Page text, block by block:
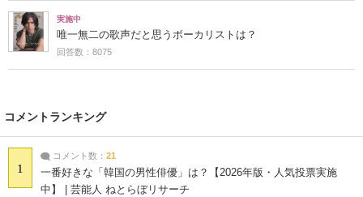
実施中
唯一無二の歌声だと思うボーカリストは？
回答数：8075
コメントランキング
1
コメント数： 21
一番好きな「韓国の男性俳優」は？【2026年版・人気投票実施
中】 | 芸能人 ねとらぼリサーチ